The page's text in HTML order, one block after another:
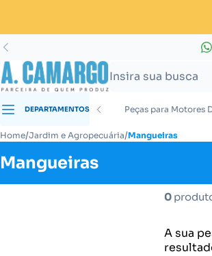
DEPARTAMENTOS
para Implementos Peças para Motores
Home/Jardim e Agropecuária/Mangueiras
Mangueiras
0
A sua